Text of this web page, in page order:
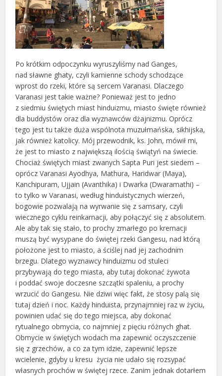
Po krótkim odpoczynku wyruszyliśmy nad Ganges,
nad sławne ghaty, czyli kamienne schody schodzące
wprost do rzeki, które są sercem Varanasi. Dlaczego
Varanasi jest takie ważne? Ponieważ jest to jedno
z siedmiu świętych miast hinduizmu, miasto święte również
dla buddystów oraz dla wyznawców dżajnizmu. Oprócz
tego jest tu także duża wspólnota muzułmańska, sikhijska,
jak również katolicy. Mój przewodnik, ks. John, mówił mi,
że jest to miasto z największą ilością świątyń na świecie.
Chociaż świętych miast zwanych Sapta Puri jest siedem –
oprócz Varanasi Ayodhya, Mathura, Haridwar (Maya),
Kanchipuram, Ujjain (Avanthika) i Dwarka (Dwaramathi) –
to tylko w Varanasi, według hinduistycznych wierzeń,
bogowie pozwalają na wyrwanie się z samsary, czyli
wiecznego cyklu reinkarnacji, aby połączyć się z absolutem.
Ale aby tak się stało, to prochy zmarłego po kremacji
muszą być wysypane do świętej rzeki Gangesu, nad którą
położone jest to miasto, a ściślej nad jej zachodnim
brzegu. Dlatego wyznawcy hinduizmu od stuleci
przybywają do tego miasta, aby tutaj dokonać żywota
i poddać swoje doczesne szczątki spaleniu, a prochy
wrzucić do Gangesu. Nie dziwi więc fakt, że stosy palą się
tutaj dzień i noc. Każdy hinduista, przynajmniej raz w życiu,
powinien udać się do tego miejsca, aby dokonać
rytualnego obmycia, co najmniej z pięciu różnych ghat.
Obmycie w świętych wodach ma zapewnić oczyszczenie
się z grzechów, a co za tym idzie, zapewnić lepsze
wcielenie, gdyby u kresu życia nie udało się rozsypać
własnych prochów w świętej rzece. Zanim jednak dotarłem